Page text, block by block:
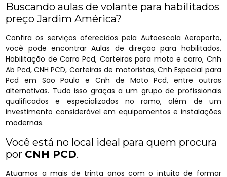
Buscando aulas de volante para habilitados
preço Jardim América?
Confira os serviços oferecidos pela Autoescola Aeroporto,
você pode encontrar Aulas de direção para habilitados,
Habilitação de Carro Pcd, Carteiras para moto e carro, Cnh
Ab Pcd, CNH PCD, Carteiras de motoristas, Cnh Especial para
Pcd em São Paulo e Cnh de Moto Pcd, entre outras
alternativas. Tudo isso graças a um grupo de profissionais
qualificados e especializados no ramo, além de um
investimento considerável em equipamentos e instalações
modernas.
Você está no local ideal para quem procura
por CNH PCD.
Atuamos a mais de trinta anos com o intuito de formar